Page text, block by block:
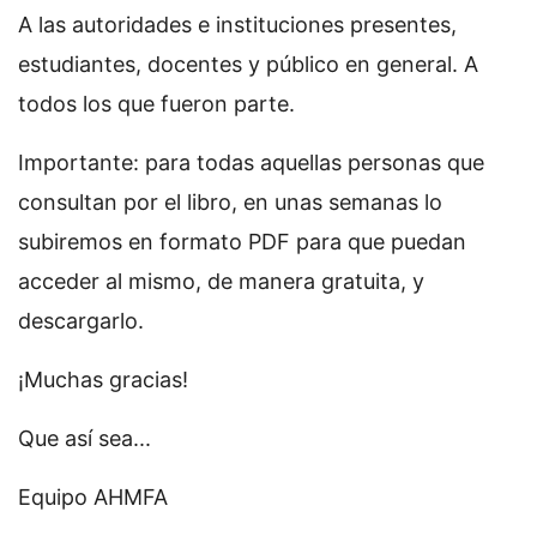
A las autoridades e instituciones presentes,
estudiantes, docentes y público en general. A
todos los que fueron parte.
Importante: para todas aquellas personas que
consultan por el libro, en unas semanas lo
subiremos en formato PDF para que puedan
acceder al mismo, de manera gratuita, y
descargarlo.
¡Muchas gracias!
Que así sea...
Equipo AHMFA